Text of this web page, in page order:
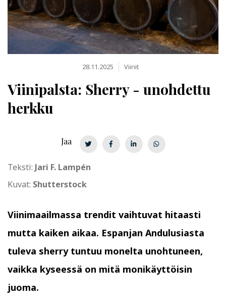
28.11.2025 Viinit
Viinipalsta: Sherry - unohdettu
herkku
Teksti: Jari F. Lampén
Kuvat: Shutterstock
Viinimaailmassa trendit vaihtuvat hitaasti
mutta kaiken aikaa. Espanjan Andulusiasta
tuleva sherry tuntuu monelta unohtuneen,
vaikka kyseessä on mitä monikäyttöisin
juoma.
Jaa